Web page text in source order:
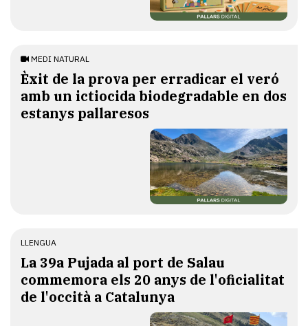
MEDI NATURAL
Èxit de la prova per erradicar el veró
amb un ictiocida biodegradable en dos
estanys pallaresos
LLENGUA
​La 39a Pujada al port de Salau
commemora els 20 anys de l'oficialitat
de l'occità a Catalunya